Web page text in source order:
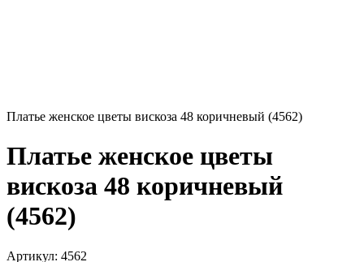
Платье женское цветы вискоза 48 коричневый (4562)
Платье женское цветы
вискоза 48 коричневый
(4562)
Артикул: 4562